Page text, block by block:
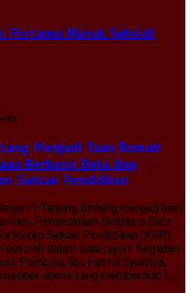
Pertama Masuk Sekolah
Menjadi Tuan Rumah
Berbasis Data dan
Satuan Pendidikan
1 Tanjung Bintang menjadi tuan
Perencanaan Berbasis Data
Satuan Pendidikan (KSP)
dalam satu rayon. Kegiatan
Pembina, Ibu Hatma Syukriya,
utama yang memberikan […]